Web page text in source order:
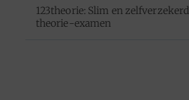
123theorie: Slim en
theorie-examen